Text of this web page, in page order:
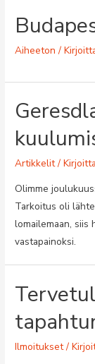
Aiheeton /
Artikkelit/
Olimme
Tarkoitus oli
lomailemaan, siis
vastapainoksi.
Ilmoitukset/